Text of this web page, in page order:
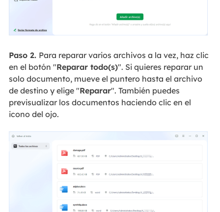
Paso 2. Para reparar varios archivos a la vez, haz clic
en el botón "Reparar todo(s)". Si quieres reparar un
solo documento, mueve el puntero hasta el archivo
de destino y elige "Reparar". También puedes
previsualizar los documentos haciendo clic en el
icono del ojo.